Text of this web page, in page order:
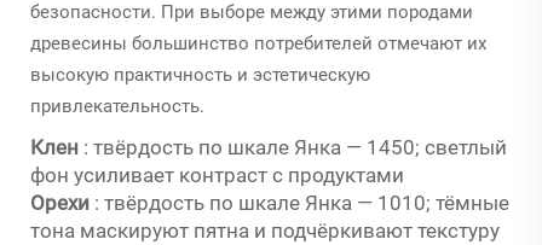
безопасности. При выборе между этими породами
древесины большинство потребителей отмечают их
высокую практичность и эстетическую
привлекательность.
Клен : твёрдость по шкале Янка — 1450; светлый
фон усиливает контраст с продуктами
Орехи : твёрдость по шкале Янка — 1010; тёмные
тона маскируют пятна и подчёркивают текстуру